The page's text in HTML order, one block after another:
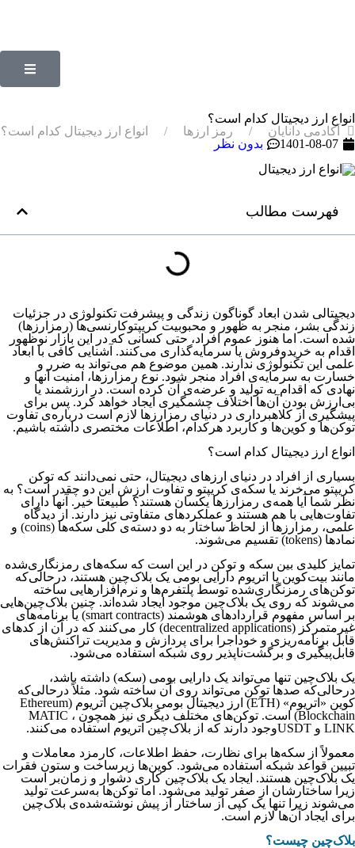
انواع ارز دیجیتال کدام است؟
آکادمی دانایان
رمز ارزها
انواع ارز دیجیتال کدام است؟
1401-08-07
بدون نظر
فهرست مطالب
دیجیتالی شدن ابعاد گوناگون زندگی و پیشرفت تکنولوژی در جزئیات
زندگی بشر، منجر به ظهور و محبوبیت کریپتوکارنسی‌ها (رمزارزها)
شده است. اما هنوز عموم افراد، حتی کسانی که در این بازار نوظهور
اقدام به خریدوفروش یا سرمایه‌گذاری می‌کنند. آشنایی کافی با ابعاد
علمی این تکنولوژی ندارند. همین موضوع هم می‌تواند به ضرر و
خسارت به سرمایه‌ی افراد منجر شود. نوع رمزارزها، امنیت آنها و
نهادی که اقدام به تولید و عرضه‌ی آن کرده است. در ارزشمند یا
بی‌ارزش بودن آن‌‌‌‌‌‌‌‌‌‌‌‌‌‌‌‌‌‌‌‌‌‌‌‌ها اختلاف چشمگیری ایجاد خواهد کرد. پس برای
پیشگیری از کلاهبرداری در دنیای رمزارزها لازم است درباره‌ی تفاوت
توکن‌ها و کوین‌ها و کاربرد هرکدام، اطلاعات مختصری داشته باشیم.
انواع ارز دیجیتال کدام است؟
بسیاری از افراد در دنیای ارزهای دیجیتال، حتی نمی‌دانند که توکن
کریپتو می‌خرند یا سکه‌ی کریپتو و تفاوت ارزش این دو چقدر است؟ به
نظر شما آیا همه‌ی رمزارزها یکسان هستند؟ طبیعتا خیر. آنها دارای
تفاوت‌‌‌‌‌‌‌‌‌‌‌‌‌‌‌‌‌‌‌‌‌‌‌‌هایی با هم هستند و عملکردهای متفاوتی نیز دارند. از دیدگاه
علمی، رمزارزها از لحاظ ساختار به دو دسته‌ی کلی سکه‌ها (coins) و
نمادها (tokens) تقسیم می‌شوند.
تمایز کلیدی بین سکه و توکن در این است که سکه‌های رمزنگاری‌شده
مانند بیت‌کوین یا اتریوم دارایی بومی یک بلاک‌چین هستند، درحالی‌که
توکن‌های رمزنگاری‌شده توسط پلتفرم‌ها و نرم‌افزارهایی ساخته
می‌شوند که روی یک بلاک‌چین موجود ایجاد شده‌اند. چنین بلاک‌چین‌هایی
بر اساس مفهوم قراردادهای هوشمند (smart contracts) یا برنامه‌های
غیرمتمرکز (decentralized applications) کار می‌کنند که در آن از کدهای
قابل برنامه‌ریزی و خوداجرا برای پردازش و مدیریت تراکنش‌های
قابل‌پیگیری و برگشت‌ناپذیر روی شبکه استفاده می‌شود.
یک بلاک‌چین تنها می‌تواند یک دارایی بومی (سکه) داشته باشد،
درحالی‌که صدها توکن می‌تواند روی آن ساخته شود. مثلاً درحالی‌که
کوین «اتریوم» (ETH) ارز دیجیتال بومی بلاک‌چین اتریوم (Ethereum
Blockchain) است. توکن‌های مختلف دیگری نیز همچون MATIC ،
LINK و USDTوجود دارند که از بلاک‌چین اتریوم استفاده می‌کنند.
معمولاً از سکه‌ها برای نظارت، حفظ اطلاعات، کارمزد معاملات و
تبیین قواعد شبکه استفاده می‌شود. کوین‌ها زیرساخت و ستون فقرات
یک بلاک‌چین هستند. ایجاد یک بلاک‌چین کاری دشوار و زمان‌بر است
زیرا ساختارشان از صفر تولید می‌شود. اما توکن‌ها به‌سرعت تولید
می‌شوند زیرا تنها یک کپی از ساختار از پیش نوشته‌شده‌ی بلاک‌چین
برای ایجاد آن‌ها لازم است.
بلاک‌چین چیست؟